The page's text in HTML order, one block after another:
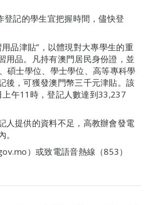
記的學生宜把握時間，儘快登
品津貼”，以體現對大專學生的重
用品。凡持有澳門居民身份證，並
碩士學位、學士學位、高等專科學
後，可獲發澳門幣三千元津貼。該
午11時，登記人數達到33,237
人提供的資料不足，高教辦會發電
）或致電語音熱線（853）